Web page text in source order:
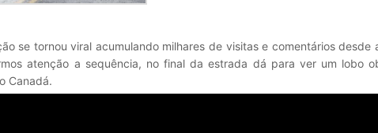
se tornou viral acumulando milhares de visitas e comentários
atenção a sequência, no final da estrada dá para ver um lobo
Canadá.